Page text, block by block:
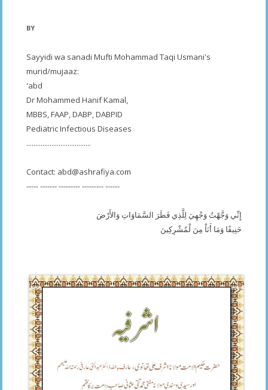
BY
Sayyidi wa sanadi Mufti Mohammad Taqi Usmani's
murid/mujaaz:
'abd
Dr Mohammed Hanif Kamal,
MBBS, FAAP, DABP, DABPID
Pediatric Infectious Diseases
....................................
Contact: abd@ashrafiya.com
----- ------- --------- --------- ------
إِنِّي وَجَّهْتُ وَجْهِيَ لِلَّذِي فَطَرَ السَّمَاوَاتِ وَالأَرْضَ
حَنِيفًا وَمَا أَنَاْ مِنَ لْمُشْرِكِينَ